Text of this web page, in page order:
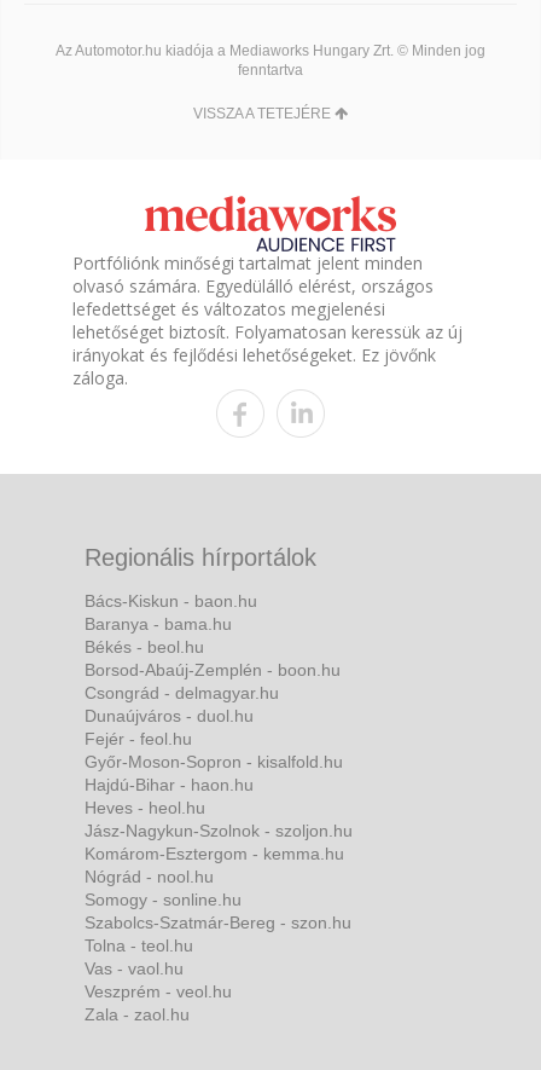
Az Automotor.hu kiadója a Mediaworks Hungary Zrt. © Minden jog
fenntartva
VISSZA A TETEJÉRE
Portfóliónk minőségi tartalmat jelent minden
olvasó számára. Egyedülálló elérést, országos
lefedettséget és változatos megjelenési
lehetőséget biztosít. Folyamatosan keressük az új
irányokat és fejlődési lehetőségeket. Ez jövőnk
záloga.
Regionális hírportálok
Bács-Kiskun - baon.hu
Baranya - bama.hu
Békés - beol.hu
Borsod-Abaúj-Zemplén - boon.hu
Csongrád - delmagyar.hu
Dunaújváros - duol.hu
Fejér - feol.hu
Győr-Moson-Sopron - kisalfold.hu
Hajdú-Bihar - haon.hu
Heves - heol.hu
Jász-Nagykun-Szolnok - szoljon.hu
Komárom-Esztergom - kemma.hu
Nógrád - nool.hu
Somogy - sonline.hu
Szabolcs-Szatmár-Bereg - szon.hu
Tolna - teol.hu
Vas - vaol.hu
Veszprém - veol.hu
Zala - zaol.hu